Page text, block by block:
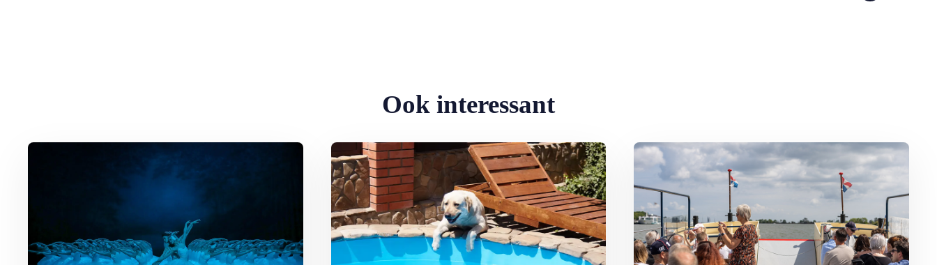
Ook interessant
Lees meer over Het Grootste Zwanenmeer ter Wereld Lees meer over De hondsdagen zijn begonnen: waarom voedsel bij warm weer sneller bederft
Lees meer over 4 leuke uitjes voor deze zomer